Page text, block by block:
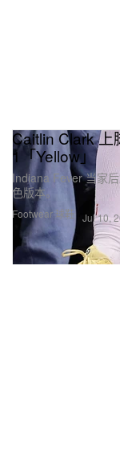
Footwear 球鞋
Caitlin Clark 上
1「Yellow」
Indiana Fever 当家
色版本。
Jul 10,